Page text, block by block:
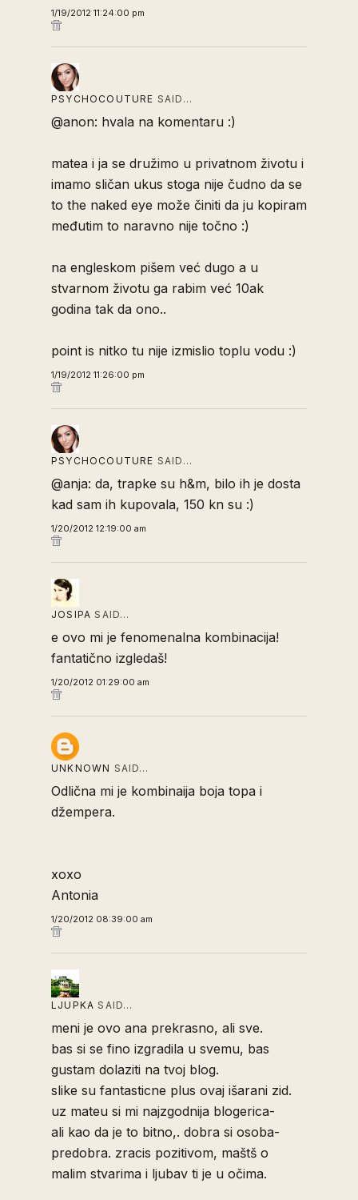
1/19/2012 11:24:00 pm
PSYCHOCOUTURE SAID…
@anon: hvala na komentaru :)
matea i ja se družimo u privatnom životu i
imamo sličan ukus stoga nije čudno da se
to the naked eye može činiti da ju kopiram
međutim to naravno nije točno :)
na engleskom pišem već dugo a u
stvarnom životu ga rabim već 10ak
godina tak da ono..
point is nitko tu nije izmislio toplu vodu :)
1/19/2012 11:26:00 pm
PSYCHOCOUTURE SAID…
@anja: da, trapke su h&m, bilo ih je dosta
kad sam ih kupovala, 150 kn su :)
1/20/2012 12:19:00 am
JOSIPA SAID…
e ovo mi je fenomenalna kombinacija!
fantatično izgledaš!
1/20/2012 01:29:00 am
UNKNOWN SAID…
Odlična mi je kombinaija boja topa i
džempera.
xoxo
Antonia
1/20/2012 08:39:00 am
LJUPKA SAID…
meni je ovo ana prekrasno, ali sve.
bas si se fino izgradila u svemu, bas
gustam dolaziti na tvoj blog.
slike su fantasticne plus ovaj išarani zid.
uz mateu si mi najzgodnija blogerica-
ali kao da je to bitno,. dobra si osoba-
predobra. zracis pozitivom, maštš o
malim stvarima i ljubav ti je u očima.